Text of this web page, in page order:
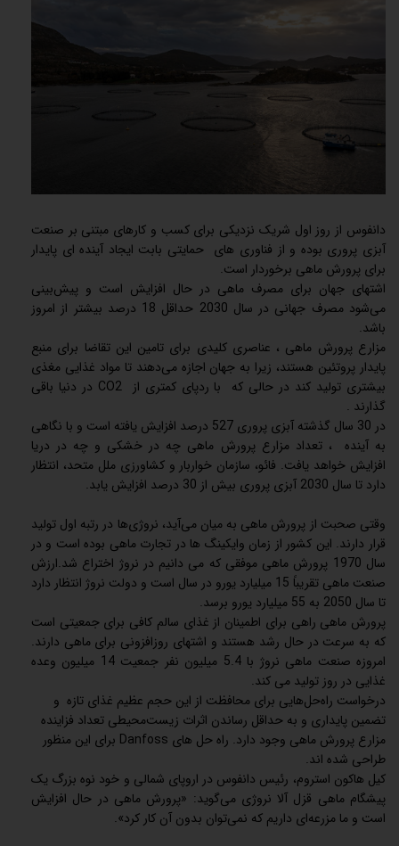
دانفوس از روز اول شریک نزدیکی برای کسب و کارهای مبتنی بر صنعت
آبزی پروری بوده و از فناوری های حمایتی بابت ایجاد آینده ای پایدار
برای پرورش ماهی برخوردار است.
اشتهای جهان برای مصرف ماهی در حال افزایش است و پیش‌بینی
می‌شود مصرف جهانی در سال 2030 حداقل 18 درصد بیشتر از امروز
باشد.
مزارع پرورش ماهی ، عناصری کلیدی برای تامین این تقاضا برای منبع
پایدار پروتئین هستند، زیرا به جهان اجازه می‌دهند تا مواد غذایی مغذی
بیشتری تولید کند در حالی که با ردپای کمتری از CO2 در دنیا باقی
گذارند .
در 30 سال گذشته آبزی پروری 527 درصد افزایش یافته است و با نگاهی
به آینده ، تعداد مزارع پرورش ماهی چه در خشکی و چه در دریا
افزایش خواهد یافت. فائو، سازمان خواربار و کشاورزی ملل متحد، انتظار
دارد تا سال 2030 آبزی پروری بیش از 30 درصد افزایش یابد.
وقتی صحبت از پرورش ماهی به میان می‌آید، نروژی‌ها در رتبه اول تولید
قرار دارند. این کشور از زمان وایکینگ ها در تجارت ماهی بوده است و در
سال 1970 پرورش ماهی موفقی که می دانیم در نروژ اختراع شد.ارزش
صنعت ماهی تقریباً 15 میلیارد یورو در سال است و دولت نروژ انتظار دارد
تا سال 2050 به 55 میلیارد یورو برسد.
پرورش ماهی راهی برای اطمینان از غذای سالم کافی برای جمعیتی است
که به سرعت در حال رشد هستند و اشتهای روزافزونی برای ماهی دارند.
امروزه صنعت ماهی نروژ با 5.4 میلیون نفر جمعیت 14 میلیون وعده
غذایی در روز تولید می کند.
درخواست راه‌حل‌هایی برای محافظت از این حجم عظیم غذای تازه و
تضمین پایداری و به حداقل رساندن اثرات زیست‌محیطی تعداد فزاینده
مزارع پرورش ماهی وجود دارد. راه حل های Danfoss برای این منظور
طراحی شده اند.
کیل هاکون استروم، رئیس دانفوس در اروپای شمالی و خود نوه بزرگ یک
پیشگام ماهی قزل آلا نروژی می‌گوید: «پرورش ماهی در حال افزایش
است و ما مزرعه‌ای داریم که نمی‌توان بدون آن کار کرد».